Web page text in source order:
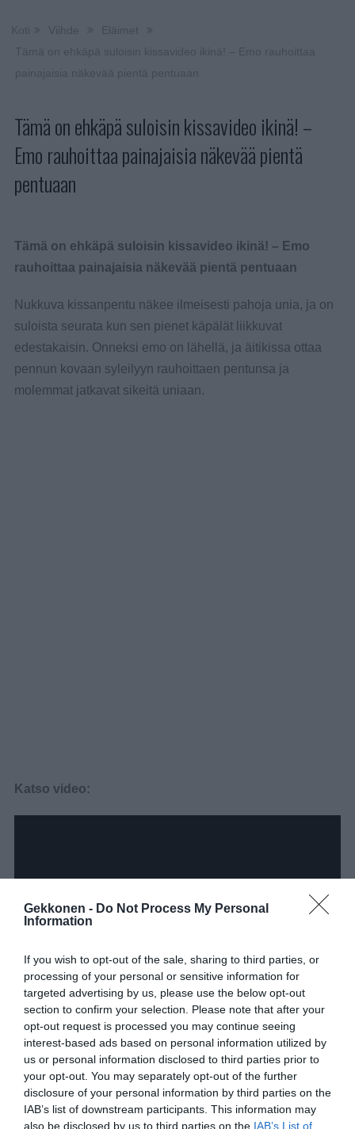
Gekkonen - Do Not Process My Personal
Information
If you wish to opt-out of the sale, sharing to third parties, or
processing of your personal or sensitive information for
targeted advertising by us, please use the below opt-out
section to confirm your selection. Please note that after your
opt-out request is processed you may continue seeing
interest-based ads based on personal information utilized by
us or personal information disclosed to third parties prior to
your opt-out. You may separately opt-out of the further
disclosure of your personal information by third parties on the
IAB’s list of downstream participants. This information may
also be disclosed by us to third parties on the IAB’s List of
Tämä on ehkäpä suloisin kissavideo ikinä! –
Emo rauhoittaa painajaisia näkevää pientä
pentuaan
Tämä on ehkäpä suloisin kissavideo ikinä! – Emo
rauhoittaa painajaisia näkevää pientä pentuaan
Nukkuva kissanpentu näkee ilmeisesti pahoja unia, ja on
suloista seurata kun sen pienet käpälät liikkuvat
edestakaisin. Onneksi emo on lähellä, ja äitikissa ottaa
pennun kovaan syleilyyn rauhoittaen pentunsa ja
molemmat jatkavat sikeitä uniaan.
Katso video: